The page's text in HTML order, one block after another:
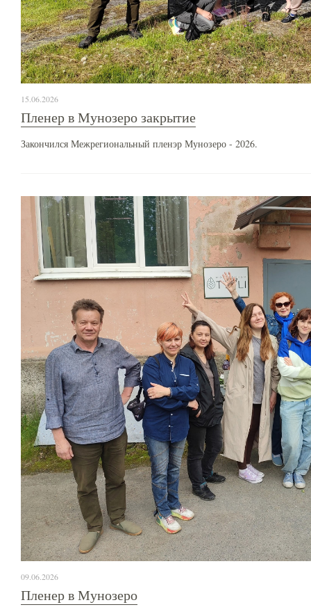
15.06.2026
Пленер в Мунозеро закрытие
Закончился Межрегиональный пленэр Мунозеро - 2026.
09.06.2026
Пленер в Мунозеро